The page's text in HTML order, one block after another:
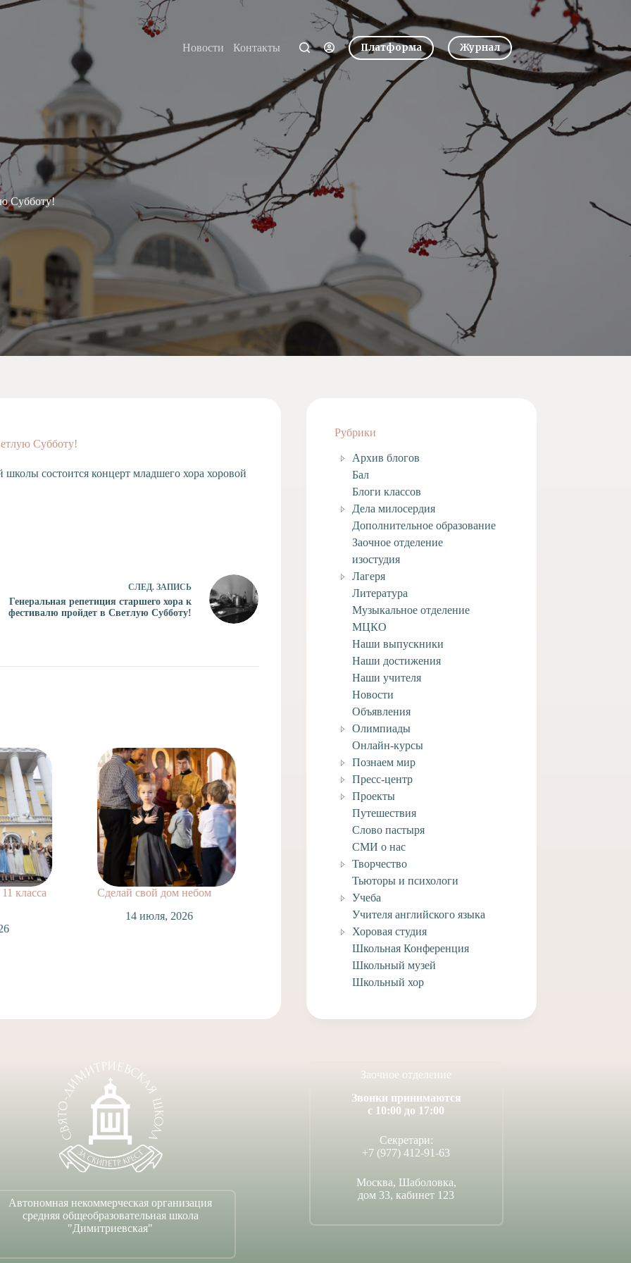
Новости Контакты Платформа Журнал
Субботу!
Субботу!
состоится концерт младшего хора хоровой
СЛЕД. ЗАПИСЬ
Генеральная репетиция старшего хора к
фестивалю пройдет в Светлую Субботу!
Сделай свой дом небом
Поздравляем выпускников
Спасскую с совершившимся
А. с творческими
достижениями!
14 июля, 2026
Рубрики
Архив блогов
Бал
Блоги классов
Дела милосердия
Дополнительное образование
Заочное отделение
изостудия
Лагеря
Литература
Музыкальное отделение
МЦКО
Наши выпускники
Наши достижения
Наши учителя
Новости
Объявления
Олимпиады
Онлайн-курсы
Познаем мир
Пресс-центр
Проекты
Путешествия
Слово пастыря
СМИ о нас
Творчество
Тьюторы и психологи
Учеба
Учителя английского языка
Хоровая студия
Школьная Конференция
Школьный музей
Школьный хор
Автономная некоммерческая организация
средняя общеобразовательная школа
"Димитриевская"
Заочное отделение
Звонки принимаются
с 10:00 до 17:00
Секретари:
+7 (977) 412-91-63
Москва, Шаболовка,
дом 33, кабинет 123